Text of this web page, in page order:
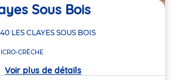
Sous Bois
LES CLAYES SOUS BOIS
CRÈCHE
Voir plus de détails